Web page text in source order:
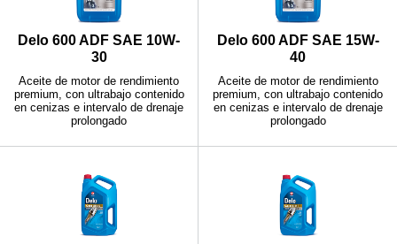
Delo 600 ADF SAE 10W-
30
Aceite de motor de rendimiento
premium, con ultrabajo contenido
en cenizas e intervalo de drenaje
prolongado
Delo 600 ADF SAE 15W-
40
Aceite de motor de rendimiento
premium, con ultrabajo contenido
en cenizas e intervalo de drenaje
prolongado